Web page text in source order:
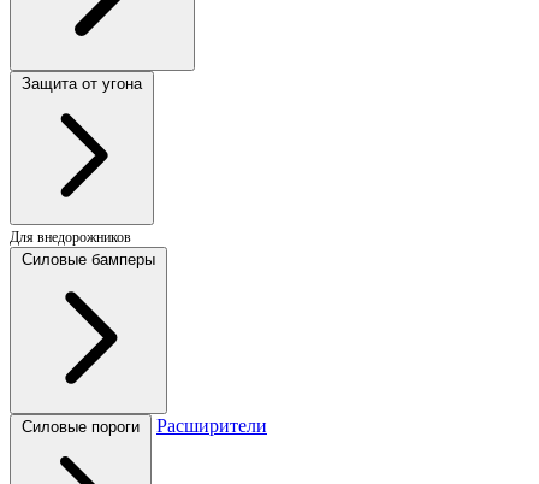
Защита от угона
Для внедорожников
Силовые бамперы
Силовые пороги Расширители